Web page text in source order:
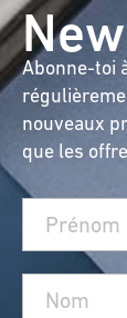
Abonne-toi
nouveaux
que les